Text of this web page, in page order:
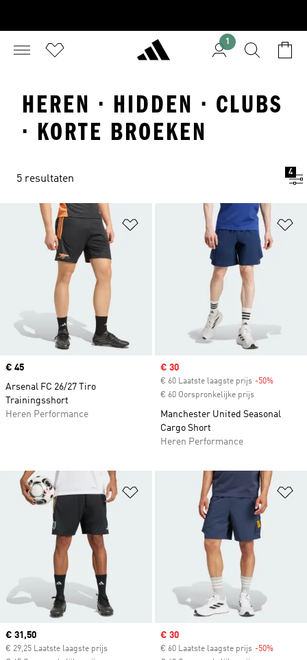
1
HEREN · HIDDEN · CLUBS
· KORTE BROEKEN
5 resultaten
4
Op verlanglijst zetten
Price
€ 45
Arsenal FC 26/27 Tiro
Trainingsshort
Heren Performance
Sale price
€ 30
€ 60 Laatste laagste prijs -50%
€ 60 Oorspronkelijke prijs
Manchester United Seasonal
Cargo Short
Heren Performance
Op verlanglijst zetten
Current price
€ 31,50
€ 29,25 Laatste laagste prijs
Sale price
€ 30
€ 60 Laatste laagste prijs -50%